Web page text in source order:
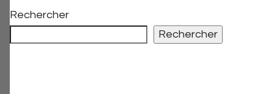
Rechercher
Rechercher